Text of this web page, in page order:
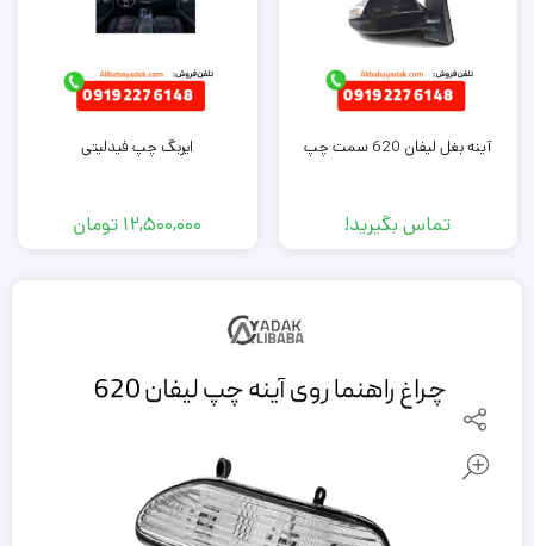
آینه بغل لیفان 620 سمت چپ
تماس بگیرید!
ایربگ چپ فیدلیتی
12,500,000 تومان